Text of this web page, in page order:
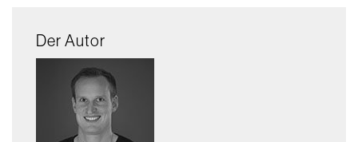
Der Autor